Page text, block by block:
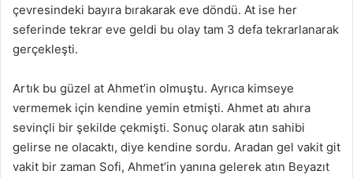
çevresindeki bayıra bırakarak eve döndü. At ise her
seferinde tekrar eve geldi bu olay tam 3 defa tekrarlanarak
gerçekleşti.
Artık bu güzel at Ahmet’in olmuştu. Ayrıca kimseye
vermemek için kendine yemin etmişti. Ahmet atı ahıra
sevinçli bir şekilde çekmişti. Sonuç olarak atın sahibi
gelirse ne olacaktı, diye kendine sordu. Aradan gel vakit git
vakit bir zaman Sofi, Ahmet’in yanına gelerek atın Beyazıt